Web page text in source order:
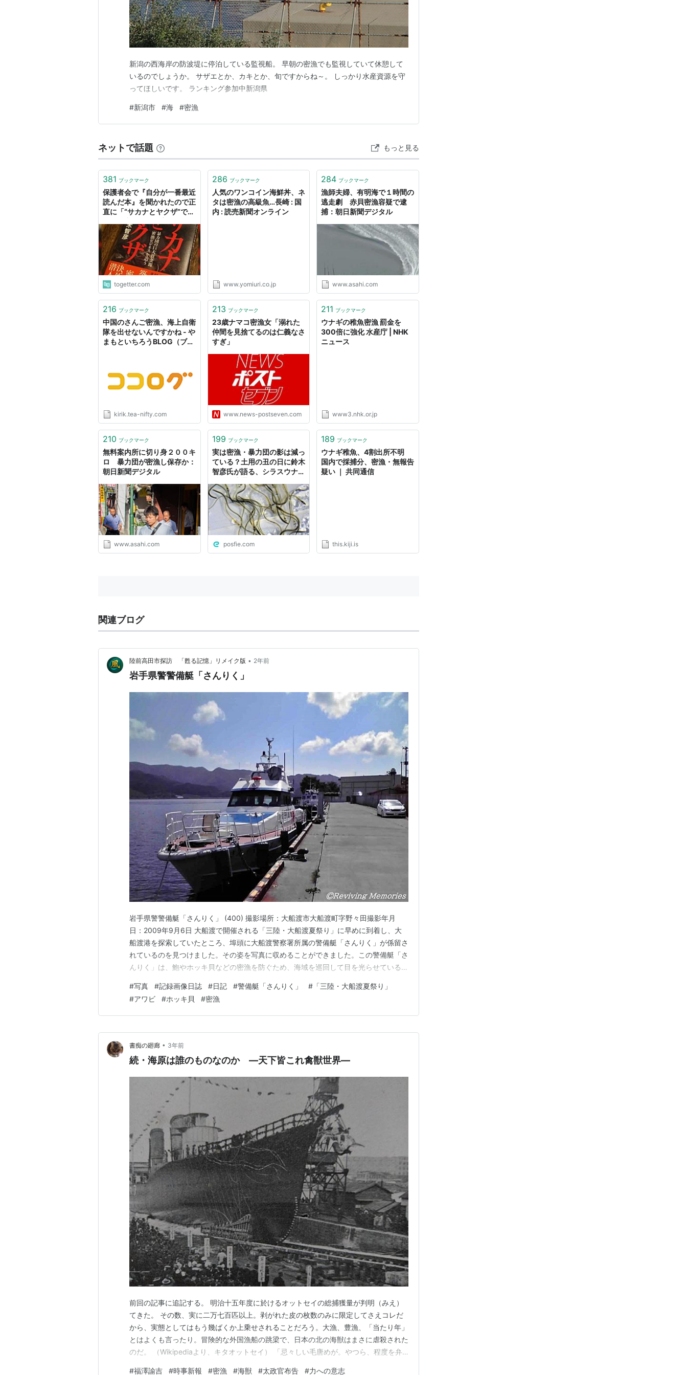
新潟の西海岸の防波堤に停泊している監視船。 早朝の密漁でも監視していて休憩して
いるのでしょうか。 サザエとか、カキとか、旬ですからね～。 しっかり水産資源を守
ってほしいです。 ランキング参加中新潟県
#新潟市 #海 #密漁
ネットで話題 もっと見る
381 ブックマーク
保護者会で『自分が一番最近
読んだ本』を聞かれたので正
直に「“サカナとヤクザ”で
スの潜入ルポです」と答えた
ら空気が一変した話 -
Togetter
togetter.com
286 ブックマーク
人気のワンコイン海鮮丼、ネ
タは密漁の高級魚…長崎 : 国
内 : 読売新聞オンライン
www.yomiuri.co.jp
284 ブックマーク
漁師夫婦、有明海で１時間の
逃走劇 赤貝密漁容疑で逮
捕：朝日新聞デジタル
www.asahi.com
216 ブックマーク
中国のさんご密漁、海上自衛
隊を出せないんですかね - や
まもといちろうBLOG（ブロ
kirik.tea-nifty.com
213 ブックマーク
23歳ナマコ密漁女「溺れた
仲間を見捨てるのは仁義なさ
すぎ」
www.news-postseven.com
211 ブックマーク
ウナギの稚魚密漁 罰金を
300倍に強化 水産庁 | NHK
ニュース
www3.nhk.or.jp
210 ブックマーク
無料案内所に切り身２００キ
ロ 暴力団が密漁し保存か：
朝日新聞デジタル
www.asahi.com
199 ブックマーク
実は密漁・暴力団の影は減っ
ている？土用の丑の日に鈴木
智彦氏が語る、シラスウナギ
posfie.com
189 ブックマーク
ウナギ稚魚、4割出所不明
国内で採捕分、密漁・無報告
疑い ｜ 共同通信
this.kiji.is
関連ブログ
陸前高田市探訪 「甦る記憶」リメイク版 • 2年前
岩手県警警備艇「さんりく」
岩手県警警備艇「さんりく」 (400) 撮影場所：大船渡市大船渡町字野々田撮影年月
日：2009年9月6日 大船渡で開催される「三陸・大船渡夏祭り」に早めに到着し、大
船渡港を探索していたところ、埠頭に大船渡警察署所属の警備艇「さんりく」が係留さ
れているのを見つけました。その姿を写真に収めることができました。この警備艇「さ
んりく」は、鮑やホッキ貝などの密漁を防ぐため、海域を巡回して目を光らせている重
感じさせる存在でした。 静かで広がる大船渡湾を背景に、岩手県警の警備艇「さんり
く」が巡回する姿が映し出されています。穏やかな…
#写真 #記録画像日誌 #日記 #警備艇「さんりく」 # 「三陸・大船渡夏祭り」
#アワビ #ホッキ貝 #密漁
書痴の廻廊 • 3年前
続・海原は誰のものなのか ―天下皆これ禽獣世界―
前回の記事に追記する。 明治十五年度に於けるオットセイの総捕獲量が判明（みえ）
てきた。 その数、実に二万七百匹以上。剥がれた皮の枚数のみに限定してさえコレだ
から、実態としてはもう幾ばくか上乗せされることだろう。大漁、豊漁、「当たり年」
とはよくも言ったり。冒険的な外国漁船の跳梁で、日本の北の海獣はまさに虐殺された
のだ。 （Wikipediaより、キタオットセイ） 「忌々しい毛唐めが。やつら、程度を弁
#福澤諭吉 #時事新報 #密漁 #海獣 #太政官布告 #力への意志